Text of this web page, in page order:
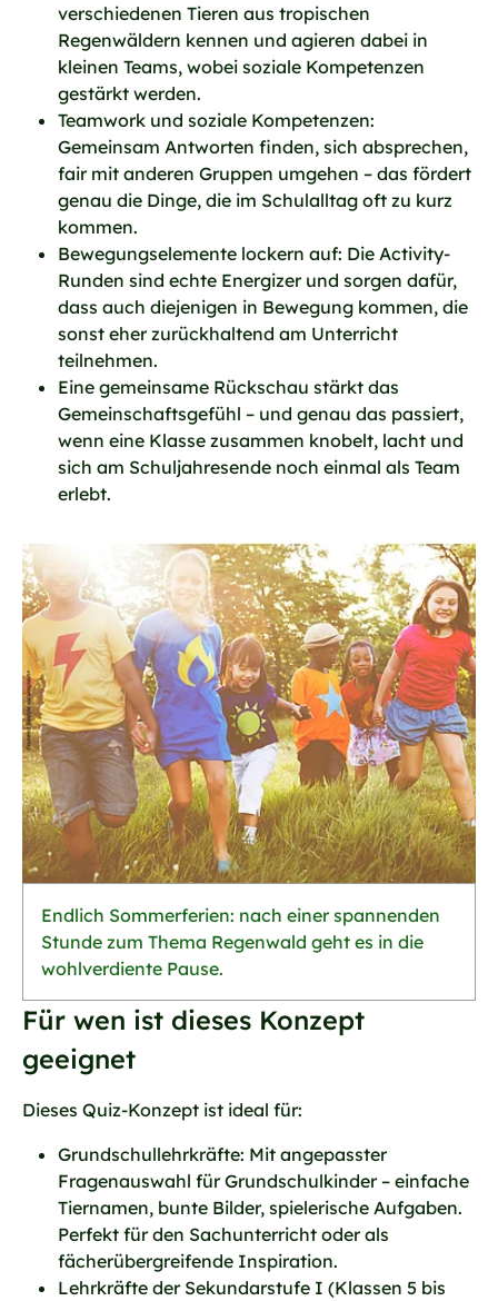
verschiedenen Tieren aus tropischen
Regenwäldern kennen und agieren dabei in
kleinen Teams, wobei soziale Kompetenzen
gestärkt werden.
Teamwork und soziale Kompetenzen:
Gemeinsam Antworten finden, sich absprechen,
fair mit anderen Gruppen umgehen – das fördert
genau die Dinge, die im Schulalltag oft zu kurz
kommen.
Bewegungselemente lockern auf: Die Activity-
Runden sind echte Energizer und sorgen dafür,
dass auch diejenigen in Bewegung kommen, die
sonst eher zurückhaltend am Unterricht
teilnehmen.
Eine gemeinsame Rückschau stärkt das
Gemeinschaftsgefühl – und genau das passiert,
wenn eine Klasse zusammen knobelt, lacht und
sich am Schuljahresende noch einmal als Team
erlebt.
Endlich Sommerferien: nach einer spannenden
Stunde zum Thema Regenwald geht es in die
wohlverdiente Pause.
Für wen ist dieses Konzept
geeignet
Dieses Quiz-Konzept ist ideal für:
Grundschullehrkräfte: Mit angepasster
Fragenauswahl für Grundschulkinder – einfache
Tiernamen, bunte Bilder, spielerische Aufgaben.
Perfekt für den Sachunterricht oder als
fächerübergreifende Inspiration.
Lehrkräfte der Sekundarstufe I (Klassen 5 bis